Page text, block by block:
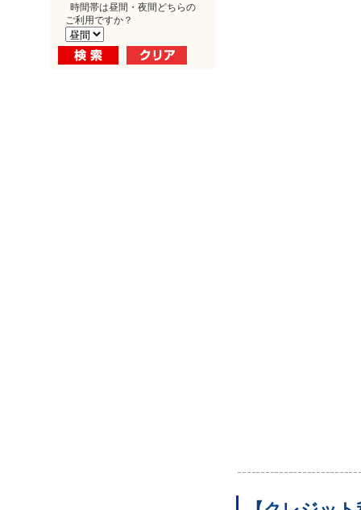
時間帯は昼間・夜間どちらの
ご利用ですか？